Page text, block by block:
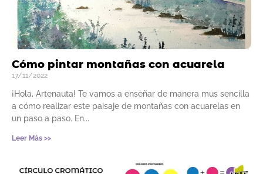
Cómo pintar montañas con acuarela
17/11/2022
¡Hola, Artenauta! Te vamos a enseñar de manera mus sencilla
a cómo realizar este paisaje de montañas con acuarelas en
un paso a paso. En
Leer Más >>